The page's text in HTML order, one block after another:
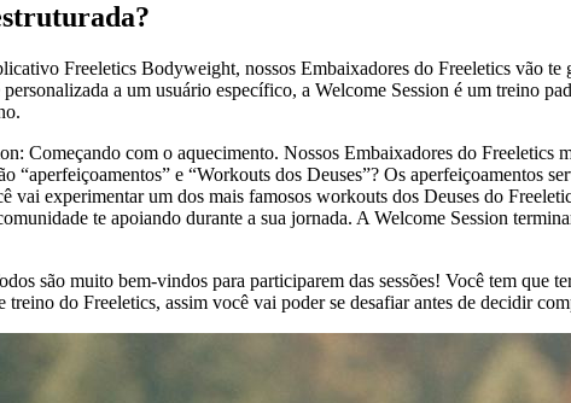
Freeletics Bodyweight, nossos Embaixadores do Freeletics vão
a um usuário específico, a Welcome Session é um treino
Começando com o aquecimento. Nossos Embaixadores do Freeletics
“aperfeiçoamentos” e “Workouts dos Deuses”? Os aperfeiçoamentos
vai experimentar um dos mais famosos workouts dos Deuses do
te apoiando durante a sua jornada. A Welcome Session
são muito bem-vindos para participarem das sessões! Você tem que
treino do Freeletics, assim você vai poder se desafiar antes de decidir